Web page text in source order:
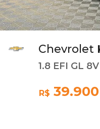
Chevrolet
1.8 EFI GL
R$ 39.900